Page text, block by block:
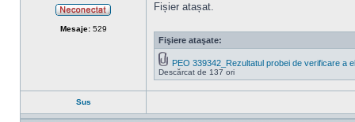
Mesaje:529
Fișier atașat.
Fişiere ataşate:
PEO 339342_Rezultatul probei de verificare a
Descărcat de 137 ori
Sus